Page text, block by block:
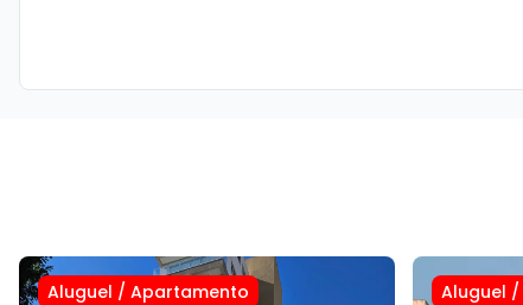
Aluguel / Apartamento Aluguel /